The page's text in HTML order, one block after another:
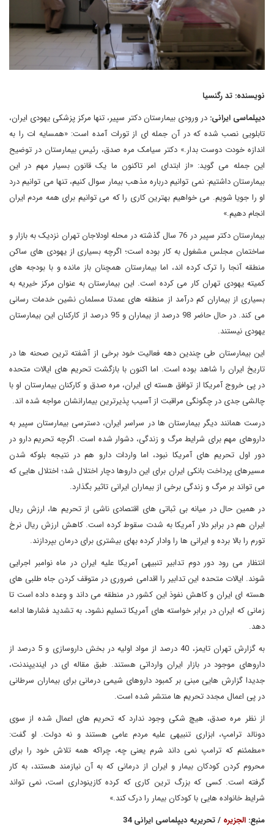
نویسنده: تد رگنسیا
دیپلماسی ایرانی:در ورودی بیمارستان دکتر سپیر، تنها مرکز پزشکی یهودی ایران،
تابلویی نصب شده که در آن جمله ای از تورات آمده است: «همسایه ات را به
اندازه خودت دوست بدار.» دکتر سیامک مره صدق، رئیس بیمارستان در توضیح
این جمله می گوید: «از ابتدای امر تاکنون ما یک قانون بسیار مهم در این
بیمارستان داشتیم: نمی توانیم درباره مذهب بیمار سوال کنیم، تنها می توانیم درد
او را جویا شویم. می خواهیم بهترین کاری را که می توانیم برای همه مردم ایران
انجام دهیم.»
بیمارستان دکتر سپیر در 76 سال گذشته در محله اودلاجان تهران نزدیک به بازار و
ساختمان مجلس مشغول به کار بوده است؛ اگرچه بسیاری از یهودی‌ های ساکن
منطقه آنجا را ترک کرده اند، اما بیمارستان همچنان باز مانده و با بودجه های
کمیته یهودی تهران کار می کرده است. این بیمارستان به عنوان مرکز خیریه به
بسیاری از بیماران کم درآمد از منطقه های عمدتا مسلمان نشین خدمات رسانی
می کند. در حال حاضر 98 درصد از بیماران و 95 درصد از کارکنان این بیمارستان
یهودی نیستند.
این بیمارستان طی چندین دهه فعالیت خود برخی از آشفته ترین صحنه ها در
تاریخ ایران را شاهد بوده است. اما اکنون با بازگشت تحریم های ایالات متحده
در پی خروج آمریکا از توافق هسته ای ایران، مره صدق و کارکنان بیمارستان او با
چالشی جدی در چگونگی مراقبت از آسیب پذیرترین بیمارانشان مواجه شده اند.
درست همانند دیگر بیمارستان ها در سراسر ایران، دسترسی بیمارستان سپیر به
داروهای مهم برای شرایط مرگ و زندگی، دشوار شده است. اگرچه تحریم دارو در
دور اول تحریم های آمریکا نبود، اما واردات دارو هم در نتیجه بلوکه شدن
مسیرهای پرداخت بانکی ایران برای این داروها دچار اختلال شد؛ اختلال هایی که
می تواند بر مرگ و زندگی برخی از بیماران ایرانی تاثیر بگذارد.
در همین حال در میانه بی ثباتی های اقتصادی ناشی از تحریم ها، ارزش ریال
ایران هم در برابر دلار آمریکا به شدت سقوط کرده است. کاهش ارزش ریال نرخ
تورم را بالا برده و ایرانی ها را وادار کرده بهای بیشتری برای درمان بپردازند.
انتظار می رود دور دوم تدابیر تنبیهی آمریکا علیه ایران در ماه نوامبر اجرایی
شوند. ایالات متحده این تدابیر را اقدامی ضروری در متوقف کردن جاه طلبی های
هسته ای ایران و کاهش نفوذ این کشور در منطقه می داند و وعده داده است تا
زمانی که ایران در برابر خواسته های آمریکا تسلیم نشود، به تشدید فشارها ادامه
دهد.
به گزارش تهران تایمز، 40 درصد از مواد اولیه در بخش داروسازی و 5 درصد از
داروهای موجود در بازار ایران وارداتی هستند. طبق مقاله ای در ایندیپندنت،
جدیدا گزارش هایی مبنی بر کمبود داروهای شیمی درمانی برای بیماران سرطانی
در پی اعمال مجدد تحریم ها منتشر شده است.
از نظر مره صدق، هیچ شکی وجود ندارد که تحریم های اعمال شده از سوی
دونالد ترامپ، ابزاری تنبیهی علیه مردم عامی هستند و نه دولت. او گفت:
«مطمئنم که ترامپ نمی داند شرم یعنی چه، چراکه همه تلاش خود را برای
محروم کردن کودکان بیمار و ایران از درمانی که به آن نیازمند هستند، به کار
گرفته است. کسی که بزرگ ترین کاری که کرده کازینوداری است، نمی تواند
شرایط خانواده هایی با کودکان بیمار را درک کند.»
منبع: الجزیره / تحریریه دیپلماسی ایرانی 34